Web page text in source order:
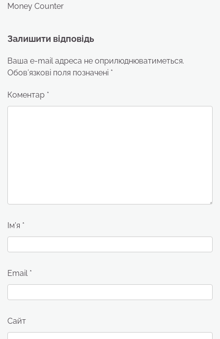
Money Counter
Залишити відповідь
Ваша e-mail адреса не оприлюднюватиметься.
Обов’язкові поля позначені *
Коментар *
Ім'я *
Email *
Сайт